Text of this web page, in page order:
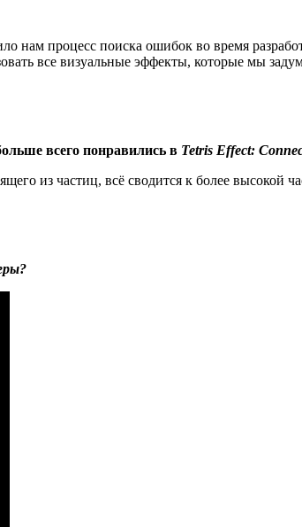
нам процесс поиска ошибок во время
все визуальные эффекты, которые мы
всего понравились в Tetris Effect:
из частиц, всё сводится к более